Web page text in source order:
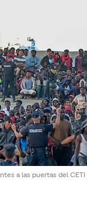
a las puertas del CETI